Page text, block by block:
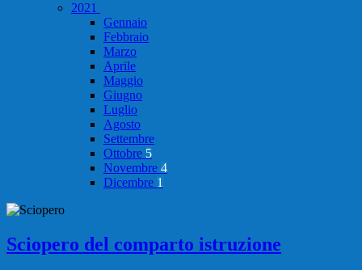
2021
Gennaio
Febbraio
Marzo
Aprile
Maggio
Giugno
Luglio
Agosto
Settembre
Ottobre 5
Novembre 4
Dicembre 1
Sciopero del comparto istruzione